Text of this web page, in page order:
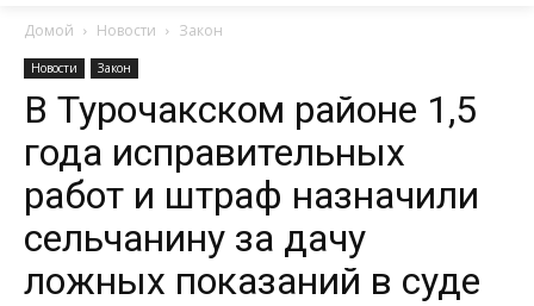
Домой Новости Закон
Новости Закон
В Турочакском районе 1,5
года исправительных
работ и штраф назначили
сельчанину за дачу
ложных показаний в суде